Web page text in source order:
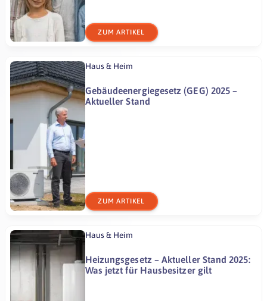
ZUM ARTIKEL
Haus & Heim
Gebäudeenergiegesetz (GEG) 2025 –
Aktueller Stand
ZUM ARTIKEL
Haus & Heim
Heizungsgesetz – Aktueller Stand 2025:
Was jetzt für Hausbesitzer gilt